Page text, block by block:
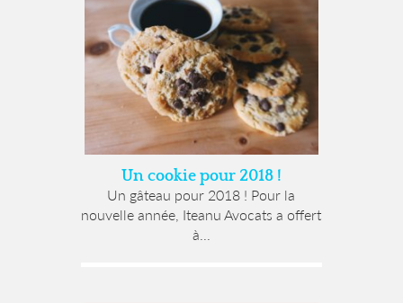
Un cookie pour 2018 !
Un gâteau pour 2018 ! Pour la
nouvelle année, Iteanu Avocats a offert
à...